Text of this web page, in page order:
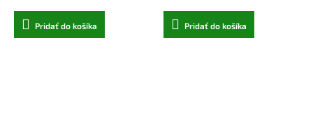
Pridať do košíka Pridať do košíka